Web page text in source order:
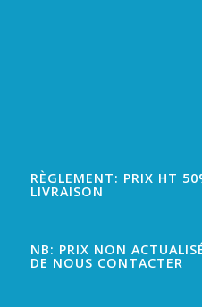
RÈGLEMENT: PRIX HT
LIVRAISON
NB: PRIX NON
DE NOUS CONTACTER